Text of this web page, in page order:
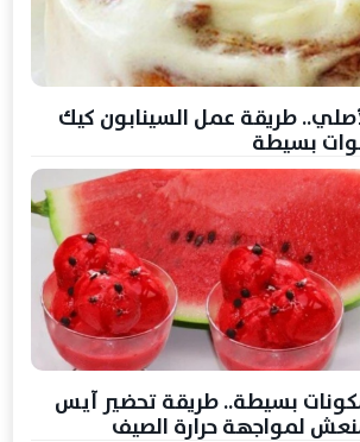
طريقة عمل السينابون كيك
بسيطة
بسيطة.. طريقة تحضير آيس
لمواجهة حرارة الصيف